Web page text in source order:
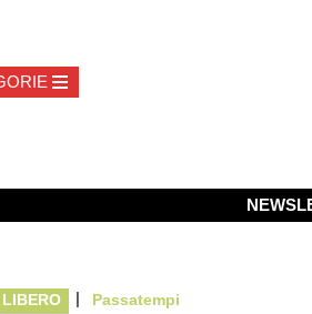
| Passatempi